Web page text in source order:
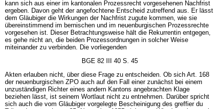
kann sich aus einer im kantonalen Prozessrecht vorgesehenen Nachfrist
ergeben. Davon geht der angefochtene Entscheid zutreffend aus. Er lässt
dem Gläubiger die Wirkungen der Nachfrist zugute kommen, wie sie
übereinstimmend im bernischen und im neuenburgischen Prozessrechte
vorgesehen ist. Dieser Betrachtungsweise hält die Rekurrentin entgegen,
es gehe nicht an, die beiden Prozessordnungen in solcher Weise
miteinander zu verbinden. Die vorliegenden
BGE 82 III 40 S. 45
Akten erlauben nicht, über diese Frage zu entscheiden. Ob sich Art. 168
der neuenburgischen ZPO auch auf den Fall einer zunächst bei einem
unzuständigen Richter eines andern Kantons angebrachten Klage
beziehen lässt, ist seinem Wortlaut nicht zu entnehmen. Darüber spricht
sich auch die vom Gläubiger vorgelegte Bescheinigung des greffier du